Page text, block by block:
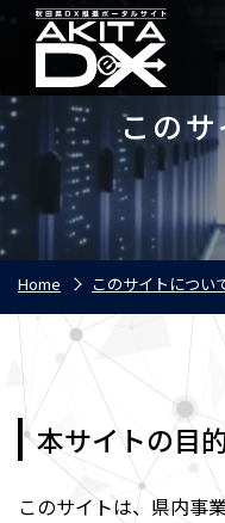
この
Home このサイトについ
本サイトの目
このサイトは、県内事